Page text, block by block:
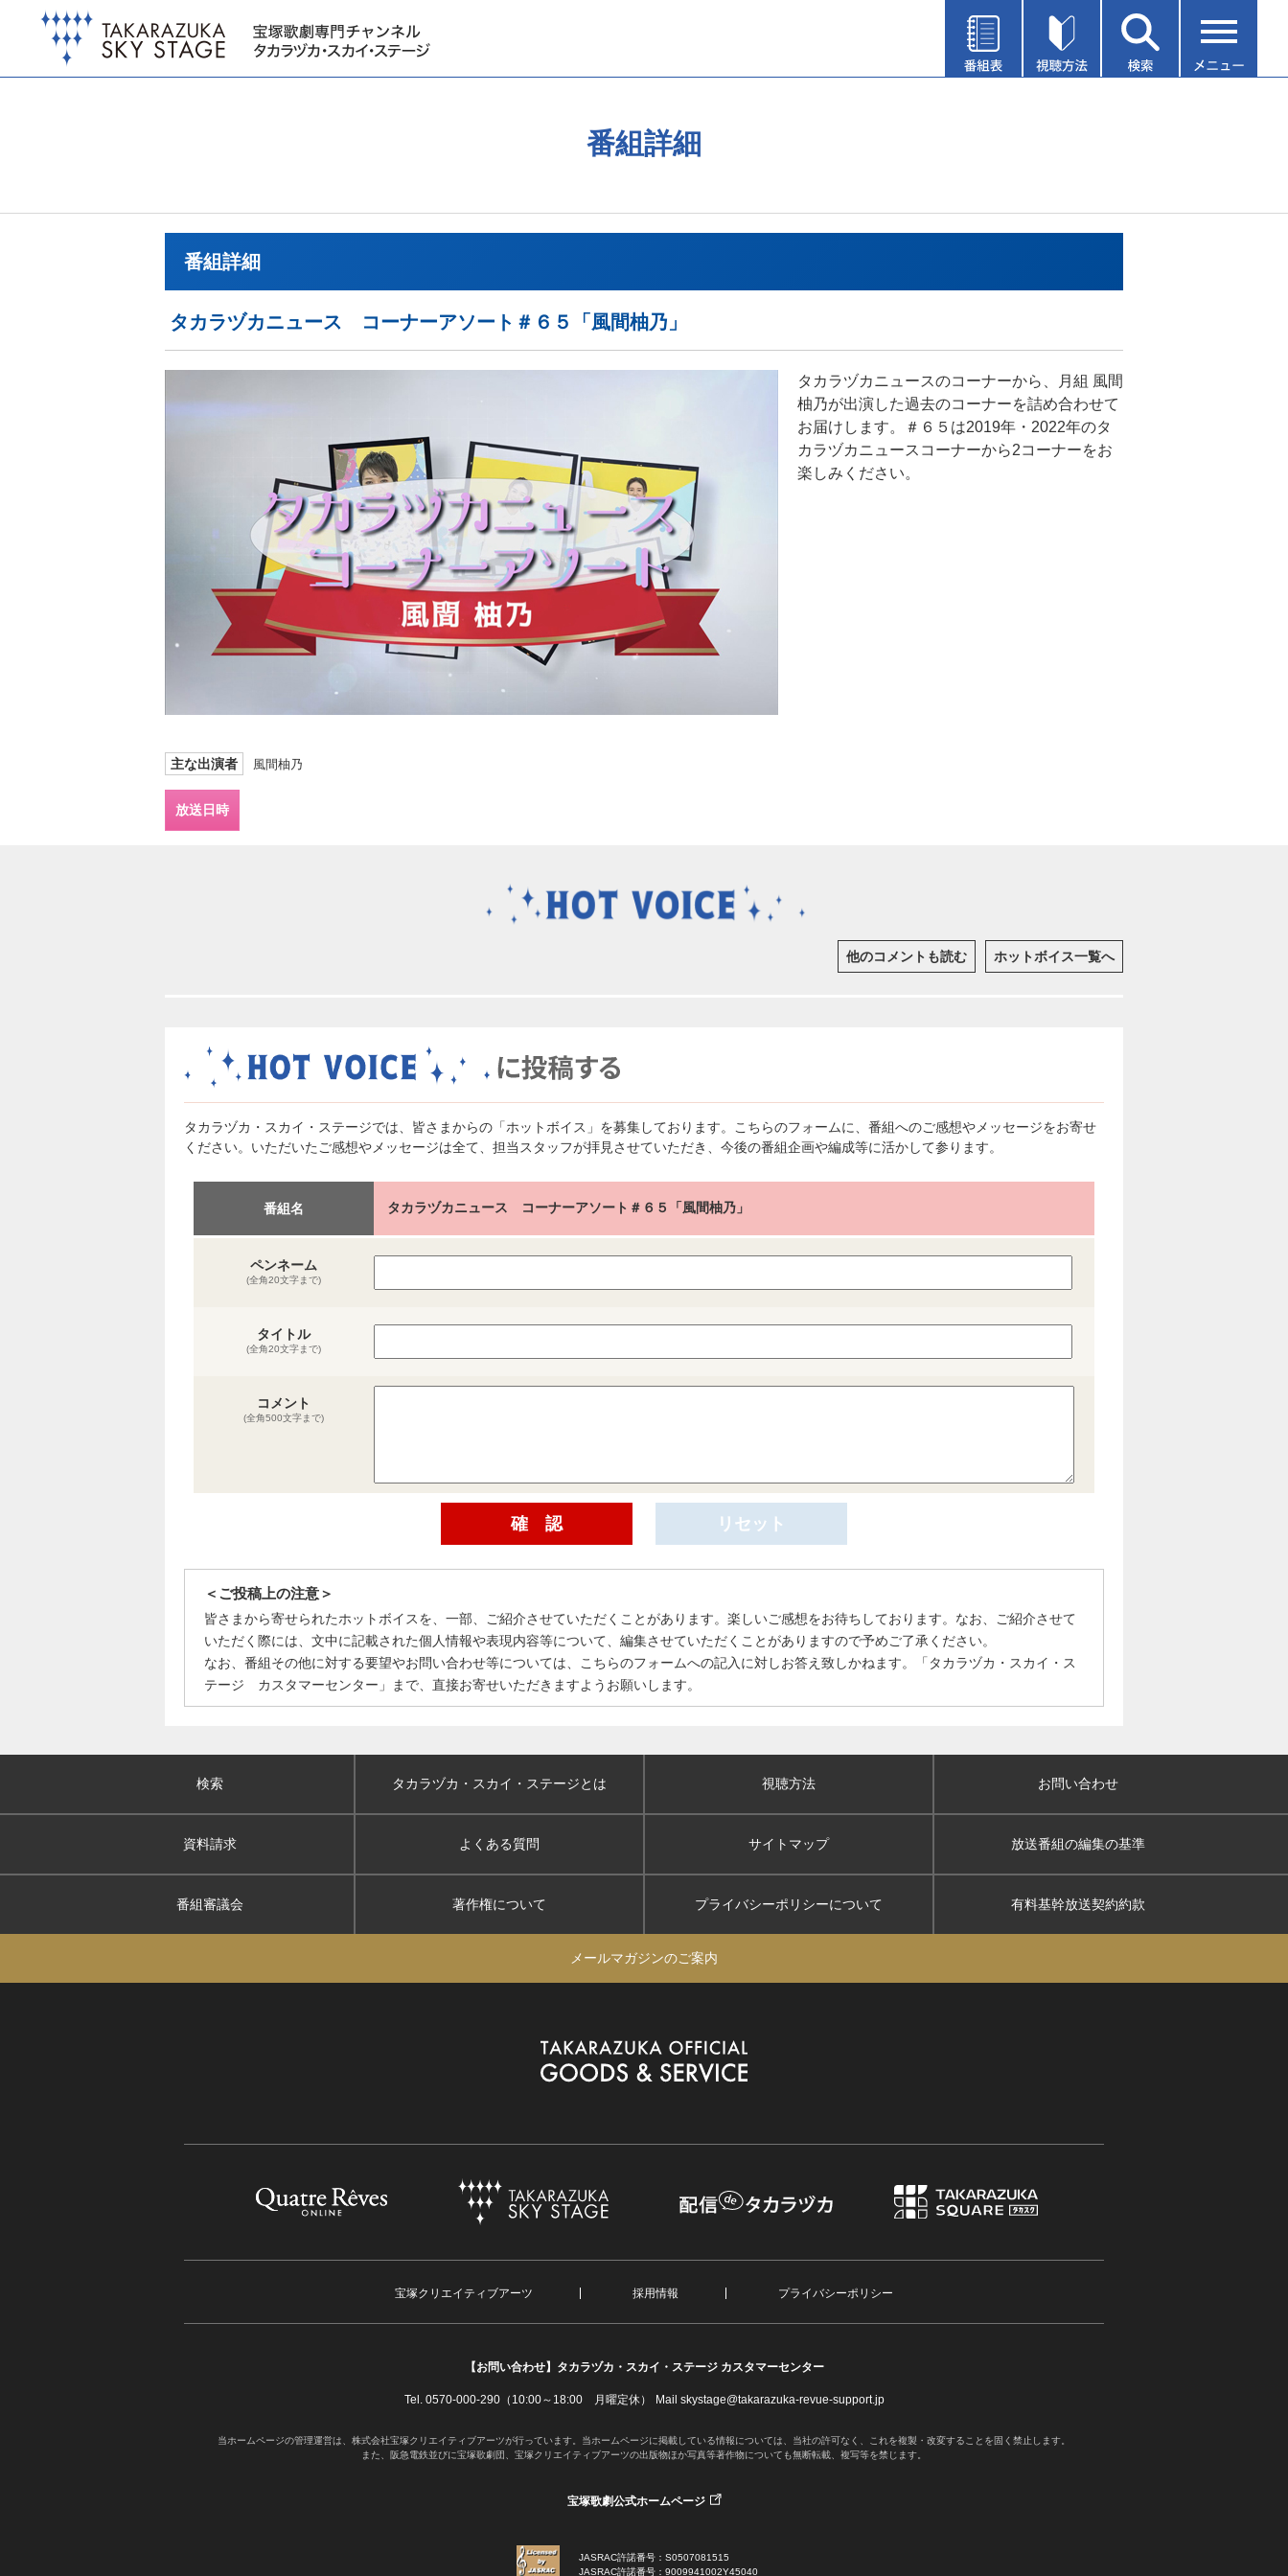
番組詳細
番組詳細
タカラヅカニュース コーナーアソート＃６５「風間柚乃」
タカラヅカニュースのコーナーから、月組 風間
柚乃が出演した過去のコーナーを詰め合わせて
お届けします。＃６５は2019年・2022年のタ
カラヅカニュースコーナーから2コーナーをお
楽しみください。
主な出演者 風間柚乃
放送日時
他のコメントも読む ホットボイス一覧へ
タカラヅカ・スカイ・ステージでは、皆さまからの「ホットボイス」を募集しております。こちらのフォームに、番組へのご感想やメッセージをお寄せ
ください。いただいたご感想やメッセージは全て、担当スタッフが拝見させていただき、今後の番組企画や編成等に活かして参ります。
番組名 タカラヅカニュース コーナーアソート＃６５「風間柚乃」
ペンネーム
(全角20文字まで)
タイトル
(全角20文字まで)
コメント
(全角500文字まで)
＜ご投稿上の注意＞
皆さまから寄せられたホットボイスを、一部、ご紹介させていただくことがあります。楽しいご感想をお待ちしております。なお、ご紹介させて
いただく際には、文中に記載された個人情報や表現内容等について、編集させていただくことがありますので予めご了承ください。
なお、番組その他に対する要望やお問い合わせ等については、こちらのフォームへの記入に対しお答え致しかねます。「タカラヅカ・スカイ・ス
テージ カスタマーセンター」まで、直接お寄せいただきますようお願いします。
検索 タカラヅカ・スカイ ・ステージとは 視聴方法 お問い合わせ
資料請求 よくある質問 サイトマップ 放送番組の編集の基準
番組審議会 著作権について プライバシーポリシーについて 有料基幹放送契約約款
メールマガジンのご案内
宝塚クリエイティブアーツ 採用情報 プライバシーポリシー
【お問い合わせ】 タカラヅカ・スカイ・ステージ カスタマーセンター
Tel. 0570-000-290（10:00～18:00 月曜定休） Mail skystage@takarazuka-revue-support.jp
当ホームページの管理運営は、株式会社宝塚クリエイティブアーツが行っています。当ホームページに掲載している情報については、当社の許可なく、これを複製・改変することを固く禁止します。
また、阪急電鉄並びに宝塚歌劇団、宝塚クリエイティブアーツの出版物ほか写真等著作物についても無断転載、複写等を禁じます。
宝塚歌劇公式ホームページ
JASRAC許諾番号：S0507081515
JASRAC許諾番号：9009941002Y45040